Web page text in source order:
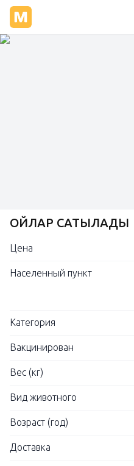
ҚОЙЛАР САТЫЛАДЫ
Цена
Населенный пункт
Категория
Вакцинирован
Вес (кг)
Вид животного
Возраст (год)
Доставка